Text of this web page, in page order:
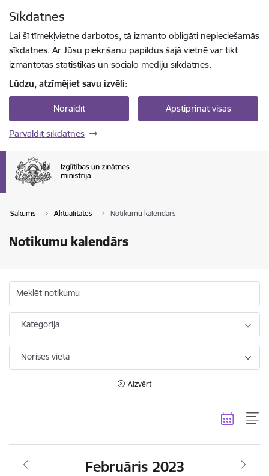
Sīkdatnes
Lai šī tīmekļvietne darbotos, tā izmanto obligāti nepieciešamās
sīkdatnes. Ar Jūsu piekrišanu papildus šajā vietnē var tikt
izmantotas statistikas un sociālo mediju sīkdatnes.
Lūdzu, atzīmējiet savu izvēli:
Noraidīt Apstiprināt visas
Pārvaldīt sīkdatnes
Sākums Aktualitātes Notikumu kalendārs
Notikumu kalendārs
Meklēt notikumu
Kategorija
Norises vieta
Aizvērt
Februāris 2023